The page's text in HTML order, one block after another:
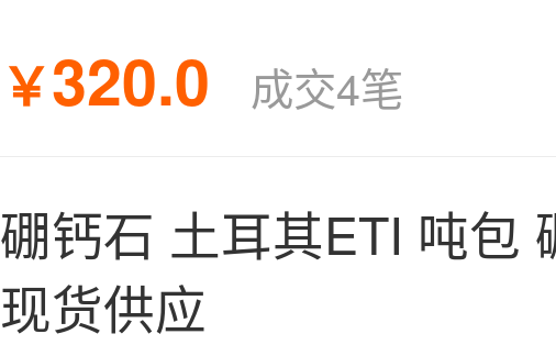
￥320.0 成交4笔
硼钙石 土耳其ETI 吨包
现货供应